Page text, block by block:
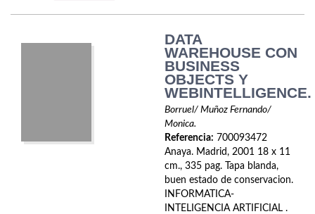
DATA
WAREHOUSE CON
BUSINESS
OBJECTS Y
WEBINTELLIGENCE.
Borruel/ Muñoz Fernando/
Monica.
Referencia: 700093472
Anaya. Madrid, 2001 18 x 11
cm., 335 pag. Tapa blanda,
buen estado de conservacion.
INFORMATICA-
INTELIGENCIA ARTIFICIAL .